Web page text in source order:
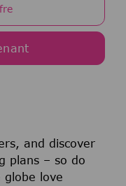
and discover
plans – so do
globe love